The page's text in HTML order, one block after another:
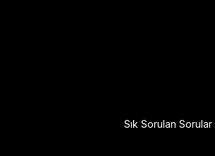
Sık Sorulan Sorular